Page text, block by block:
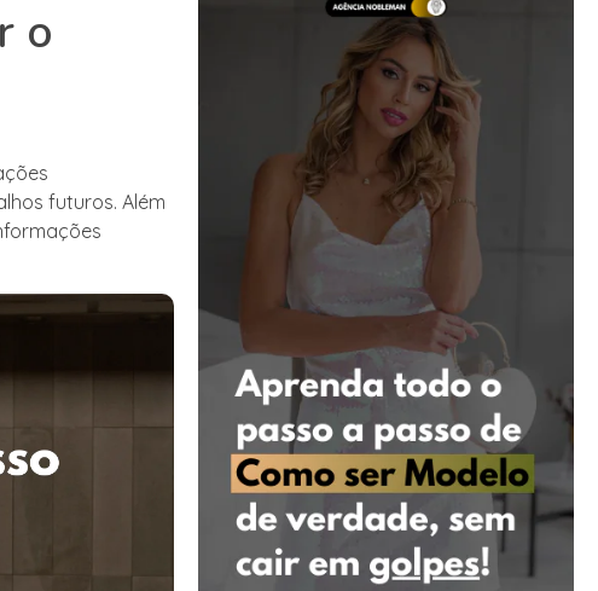
o
futuros. Além